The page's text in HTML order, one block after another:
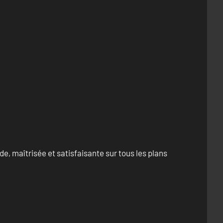
maîtrisée et satisfaisante sur tous les plans